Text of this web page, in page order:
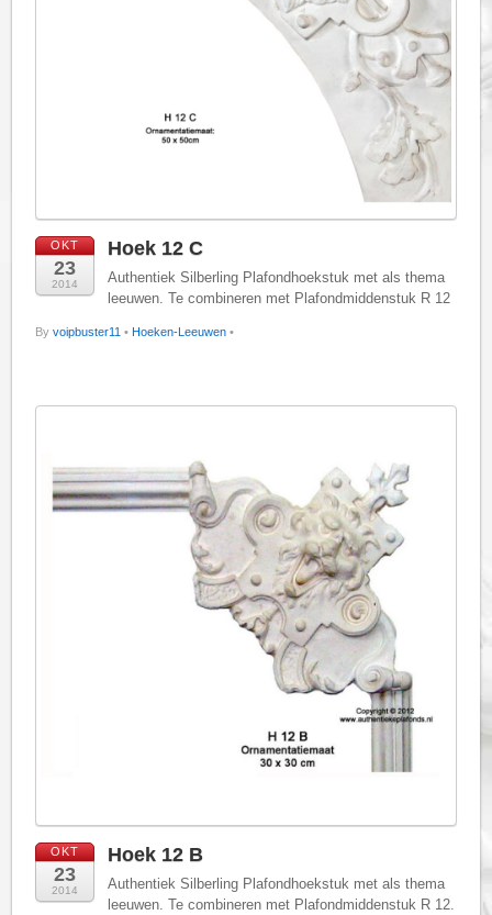
OKT
23
2014
Hoek 12 C
Authentiek Silberling Plafondhoekstuk met als thema
leeuwen. Te combineren met Plafondmiddenstuk R 12
Byvoipbuster11 • Hoeken-Leeuwen •
OKT
23
2014
Hoek 12 B
Authentiek Silberling Plafondhoekstuk met als thema
leeuwen. Te combineren met Plafondmiddenstuk R 12.